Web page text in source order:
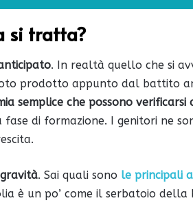
si tratta?
. In realtà quello che si
prodotto appunto dal battito
semplice che possono verificarsi
di formazione. I genitori ne
. Sai quali sono le principali
è un po’ come il serbatoio della